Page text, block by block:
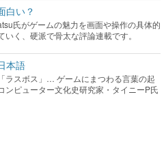
白い？
氏がゲームの魅力を画面や操作の具体的
いく、硬派で骨太な評論連載です。
本語
ラスボス」… ゲームにまつわる言葉の起
ンピューター文化史研究家・タイニーP氏